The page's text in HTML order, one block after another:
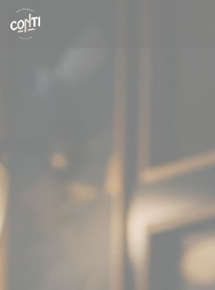
Personalizzazione delle tue scelte sui cookie